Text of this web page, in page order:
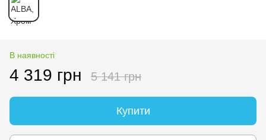
В наявності
4 319 грн 5 141 грн
Купити